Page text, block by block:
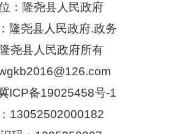
：隆尧县人民政府
隆尧县人民政府.政务
尧县人民政府所有
ICP备19025458号-1
13052502000182